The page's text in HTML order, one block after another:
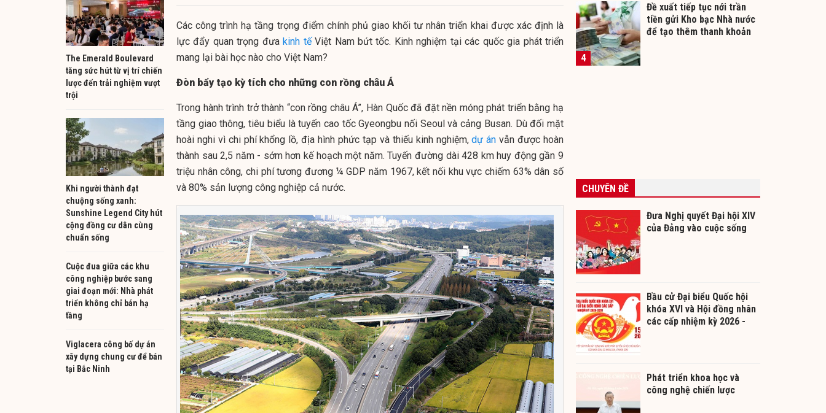
The Emerald Boulevard
tăng sức hút từ vị trí chiến
lược đến trải nghiệm vượt
trội
Khi người thành đạt
chuộng sống xanh:
Sunshine Legend City hút
cộng đồng cư dân cùng
chuẩn sống
Cuộc đua giữa các khu
công nghiệp bước sang
giai đoạn mới: Nhà phát
triển không chỉ bán hạ
tầng
Viglacera công bố dự án
xây dựng chung cư để bán
tại Bắc Ninh
Các công trình hạ tầng trọng điểm chính phủ giao khối tư nhân triển khai được xác định là
lực đẩy quan trọng đưakinh tếViệt Nam bứt tốc. Kinh nghiệm tại các quốc gia phát triển
mang lại bài học nào cho Việt Nam?
Đòn bẩy tạo kỳ tích cho những con rồng châu Á
Trong hành trình trở thành “con rồng châu Á”, Hàn Quốc đã đặt nền móng phát triển bằng hạ
tầng giao thông, tiêu biểu là tuyến cao tốc Gyeongbu nối Seoul và cảng Busan. Dù đối mặt
hoài nghi vì chi phí khổng lồ, địa hình phức tạp và thiếu kinh nghiệm,dự án vẫn được hoàn
thành sau 2,5 năm - sớm hơn kế hoạch một năm. Tuyến đường dài 428 km huy động gần 9
triệu nhân công, chi phí tương đương ¼ GDP năm 1967, kết nối khu vực chiếm 63% dân số
và 80% sản lượng công nghiệp cả nước.
4
Đề xuất tiếp tục nới trần
tiền gửi Kho bạc Nhà nước
để tạo thêm thanh khoản
CHUYÊN ĐỀ
Đưa Nghị quyết Đại hội XIV
của Đảng vào cuộc sống
Bầu cử Đại biểu Quốc hội
khóa XVI và Hội đồng nhân
các cấp nhiệm kỳ 2026 -
Phát triển khoa học và
công nghệ chiến lược